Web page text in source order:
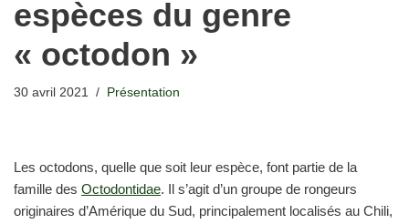
espèces du genre
« octodon »
30 avril 2021 Présentation
Les octodons, quelle que soit leur espèce, font partie de la
famille des Octodontidae. Il s’agit d’un groupe de rongeurs
originaires d’Amérique du Sud, principalement localisés au Chili,